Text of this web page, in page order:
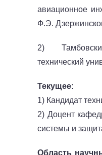
авиационное
Ф.Э.
2)
технический
Текущее:
1) Кандидат
2) Доцент
системы и
Область